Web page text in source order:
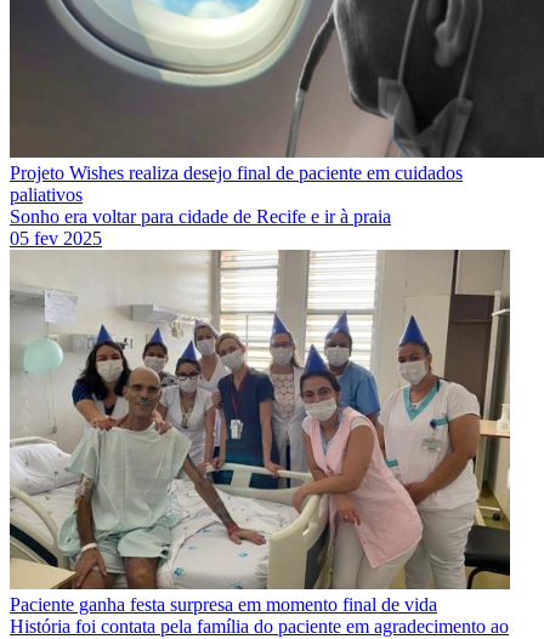
Projeto Wishes realiza desejo final de paciente em cuidados
paliativos
Sonho era voltar para cidade de Recife e ir à praia
05 fev 2025
Paciente ganha festa surpresa em momento final de vida
História foi contata pela família do paciente em agradecimento ao